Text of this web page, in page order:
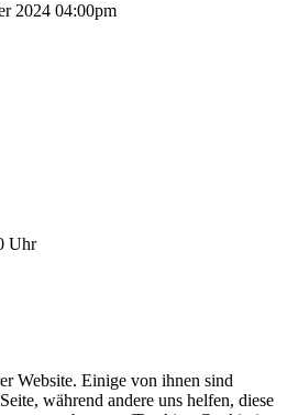
2024 04:00pm
Uhr
Website. Einige von ihnen sind
während andere uns helfen, diese